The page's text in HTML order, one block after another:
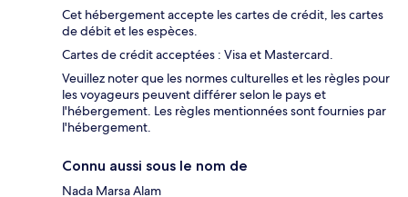
Cet hébergement accepte les cartes de crédit, les cartes
de débit et les espèces.
Cartes de crédit acceptées : Visa et Mastercard.
Veuillez noter que les normes culturelles et les règles pour
les voyageurs peuvent différer selon le pays et
l'hébergement. Les règles mentionnées sont fournies par
l'hébergement.
Connu aussi sous le nom de
Nada Marsa Alam